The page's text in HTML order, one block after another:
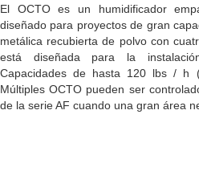
El OCTO es un humidificador
diseñado para proyectos de gran
metálica recubierta de polvo con
está diseñada para la
Capacidades de hasta 120 lbs / h
Múltiples OCTO pueden ser
de la serie AF cuando una gran área